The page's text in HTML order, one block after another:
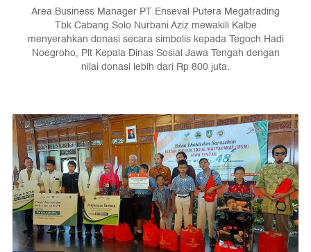
Area Business Manager PT Enseval Putera Megatrading
Tbk Cabang Solo Nurbani Aziz mewakili Kalbe
menyerahkan donasi secara simbolis kepada Tegoch Hadi
Noegroho, Plt Kepala Dinas Sosial Jawa Tengah dengan
nilai donasi lebih dari Rp 800 juta.